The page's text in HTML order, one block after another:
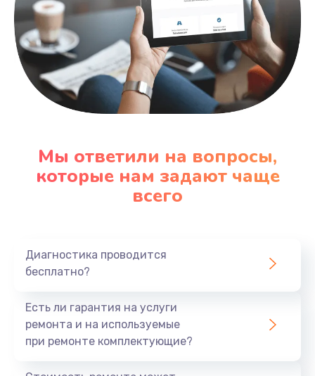
Мы ответили на вопросы,
которые нам задают чаще
всего
Диагностика проводится
бесплатно?
Есть ли гарантия на услуги
ремонта и на используемые
при ремонте комплектующие?